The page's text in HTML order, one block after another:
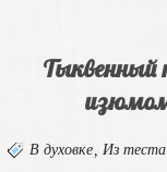
Тыквенный
В духовке Из теста